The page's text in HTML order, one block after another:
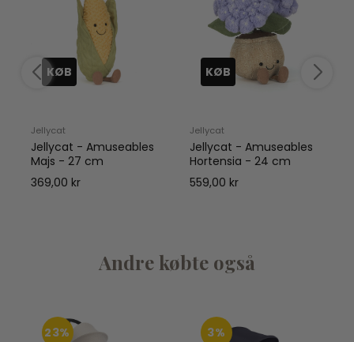
KØB
Jellycat
Jellycat - Amuseables
Majs - 27 cm
369,00 kr
KØB
Jellycat
Jellycat - Amuseables
Hortensia - 24 cm
559,00 kr
Andre købte også
23% 3%